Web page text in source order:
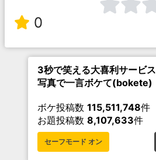
0
3秒で笑える大喜利サービス
写真で一言ボケて(bokete)
ボケ投稿数 115,511,748件
お題投稿数 8,107,633件
セーフモード オン